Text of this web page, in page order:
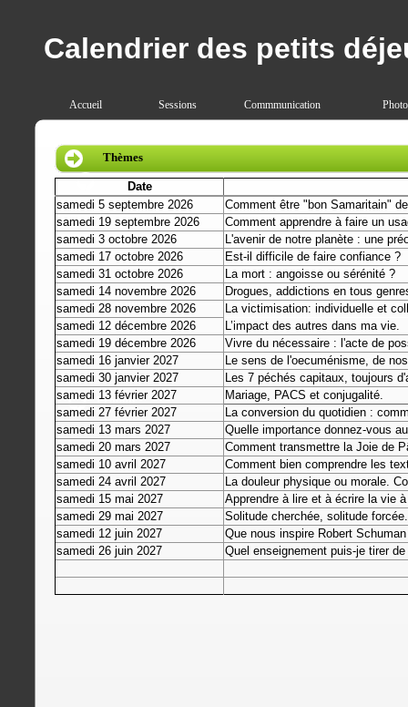
Calendrier des petits
09.03.2009
Produit
Présentation
Thèmes
Date
samedi 5 septembre 2026
Comment être "bon Samaritain"
samedi 19 septembre 2026
Comment apprendre à faire un
samedi 3 octobre 2026
L'avenir de notre planète : une
samedi 17 octobre 2026
Est-il difficile de faire confiance ?
samedi 31 octobre 2026
La mort : angoisse ou sérénité ?
samedi 14 novembre 2026
Drogues, addictions en tous
samedi 28 novembre 2026
La victimisation: individuelle et
samedi 12 décembre 2026
L’impact des autres dans ma vie.
samedi 19 décembre 2026
Vivre du nécessaire : l'acte de
samedi 16 janvier 2027
Le sens de l'oecuménisme, de
samedi 30 janvier 2027
Les 7 péchés capitaux, toujours
samedi 13 février 2027
Mariage, PACS et conjugalité.
samedi 27 février 2027
La conversion du quotidien :
samedi 13 mars 2027
Quelle importance donnez-vous
samedi 20 mars 2027
Comment transmettre la Joie de
samedi 10 avril 2027
Comment bien comprendre les
samedi 24 avril 2027
La douleur physique ou morale.
samedi 15 mai 2027
Apprendre à lire et à écrire la vie
samedi 29 mai 2027
Solitude cherchée, solitude
samedi 12 juin 2027
Que nous inspire Robert
samedi 26 juin 2027
Quel enseignement puis-je tirer
Accueil Sessions Commmunication